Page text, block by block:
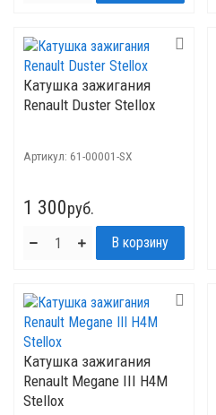
Катушка зажигания
Renault Duster Stellox
Артикул: 61-00001-SX
1 300руб.
Катушка зажигания
Renault Megane III H4M
Stellox